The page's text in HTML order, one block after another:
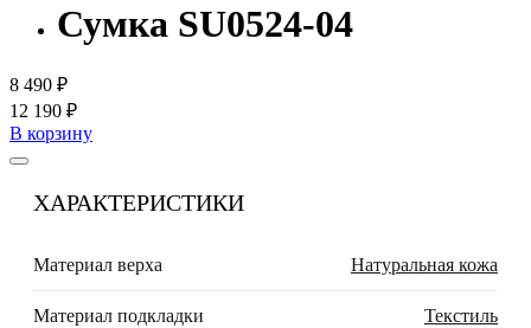
Сумка SU0524-04
8 490 ₽
12 190 ₽
В корзину
ХАРАКТЕРИСТИКИ
Материал верха Натуральная кожа
Материал подкладки Текстиль